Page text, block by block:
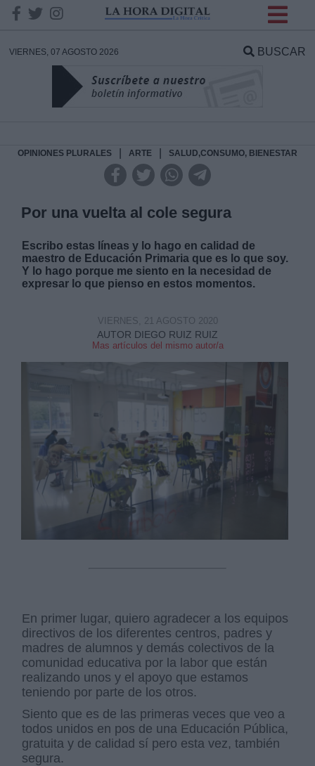
VIERNES, 07 AGOSTO 2026 BUSCAR
OPINIONES PLURALES ARTE SALUD,CONSUMO, BIENESTAR
Por una vuelta al cole segura
Escribo estas líneas y lo hago en calidad de
maestro de Educación Primaria que es lo que soy.
Y lo hago porque me siento en la necesidad de
expresar lo que pienso en estos momentos.
AUTOR DIEGO RUIZ RUIZ
Mas artículos del mismo autor/a
VIERNES, 21 AGOSTO 2020
En primer lugar, quiero agradecer a los equipos
directivos de los diferentes centros, padres y
madres de alumnos y demás colectivos de la
comunidad educativa por la labor que están
realizando unos y el apoyo que estamos
teniendo por parte de los otros.
Siento que es de las primeras veces que veo a
todos unidos en pos de una Educación Pública,
gratuita y de calidad sí pero esta vez, también
segura.
DATOS
Responsable:
Legitimación:
Destinatarios:
link
Información adicional
link